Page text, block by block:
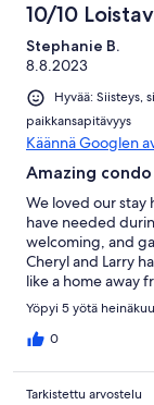
10/10
Stephanie B.
8.8.2023
Hyvää: Siisteys,
paikkansapitävyys
Käännä Googlen
Amazing
We loved our stay
have needed
welcoming, and
Cheryl and Larry
like a home away
Yöpyi 5 yötä
0
Tarkistettu arvostelu